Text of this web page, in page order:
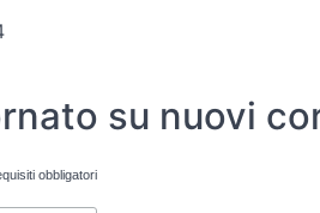
su nuovi
obbligatori